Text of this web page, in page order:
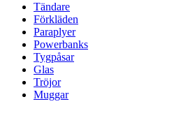
Tändare
Förkläden
Paraplyer
Powerbanks
Tygpåsar
Glas
Tröjor
Muggar